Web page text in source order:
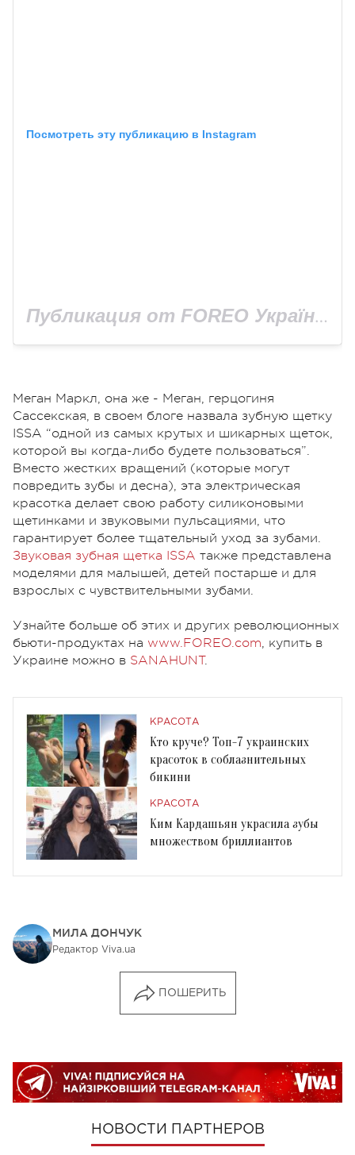
Посмотреть эту публикацию в Instagram
Публикация от FOREO Україна (@foreo_ukraina)
Меган Маркл, она же - Меган, герцогиня
Сассекская, в своем блоге назвала зубную щетку
ISSA “одной из самых крутых и шикарных щеток,
которой вы когда-либо будете пользоваться”.
Вместо жестких вращений (которые могут
повредить зубы и десна), эта электрическая
красотка делает свою работу силиконовыми
щетинками и звуковыми пульсациями, что
гарантирует более тщательный уход за зубами.
Звуковая зубная щетка ISSA также представлена
моделями для малышей, детей постарше и для
взрослых с чувствительными зубами.
Узнайте больше об этих и других революционных
бьюти-продуктах на www.FOREO.com, купить в
Украине можно в SANAHUNT.
КРАСОТА
Кто круче? Топ-7 украинских
красоток в соблазнительных
бикини
КРАСОТА
Ким Кардашьян украсила зубы
множеством бриллиантов
МИЛА ДОНЧУК
Редактор Viva.ua
ПОШЕРИТЬ
НОВОСТИ ПАРТНЕРОВ